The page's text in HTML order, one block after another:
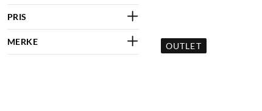
PRIS
MERKE OUTLET